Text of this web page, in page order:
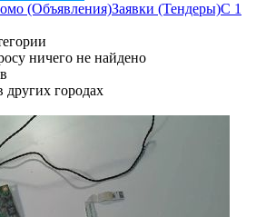
(Объявления)Заявки (Тендеры)С 1
ничего не найдено
других городах